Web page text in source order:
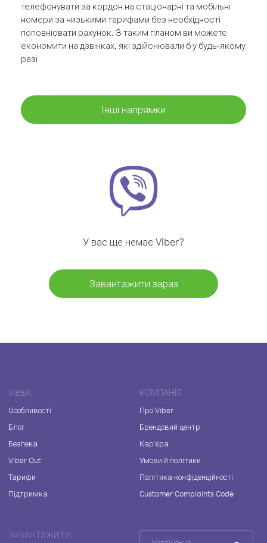
телефонувати за кордон на стаціонарні та мобільні
номери за низькими тарифами без необхідності
поповнювати рахунок. З таким планом ви можете
економити на дзвінках, які здійснювали б у будь-якому
разі
Інші напрямки
У вас ще немає Viber?
Завантажити зараз
VIBER
Особливості
Блог
Безпека
Viber Out
Тарифи
Підтримка
КОМПАНІЯ
Про Viber
Брендовий центр
Кар'єра
Умови й політики
Політика конфіденційності
Customer Complaints Code
ЗАВАНТАЖИТИ